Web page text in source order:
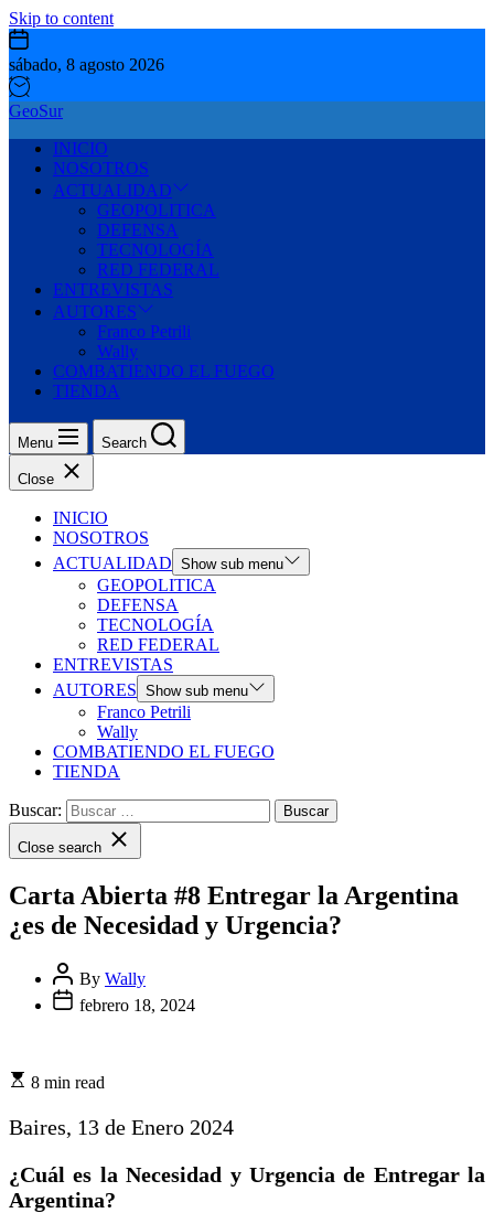
Skip to content
sábado, 8 agosto 2026
GeoSur
INICIO
NOSOTROS
ACTUALIDAD
GEOPOLITICA
DEFENSA
TECNOLOGÍA
RED FEDERAL
ENTREVISTAS
AUTORES
Franco Petrili
Wally
COMBATIENDO EL FUEGO
TIENDA
Menu Search
Close
INICIO
NOSOTROS
ACTUALIDAD Show sub menu
GEOPOLITICA
DEFENSA
TECNOLOGÍA
RED FEDERAL
ENTREVISTAS
AUTORES Show sub menu
Franco Petrili
Wally
COMBATIENDO EL FUEGO
TIENDA
Buscar:
Close search
Carta Abierta #8 Entregar la Argentina
¿es de Necesidad y Urgencia?
By Wally
febrero 18, 2024
8 min read
Baires, 13 de Enero 2024
¿Cuál es la Necesidad y Urgencia de Entregar la
Argentina?